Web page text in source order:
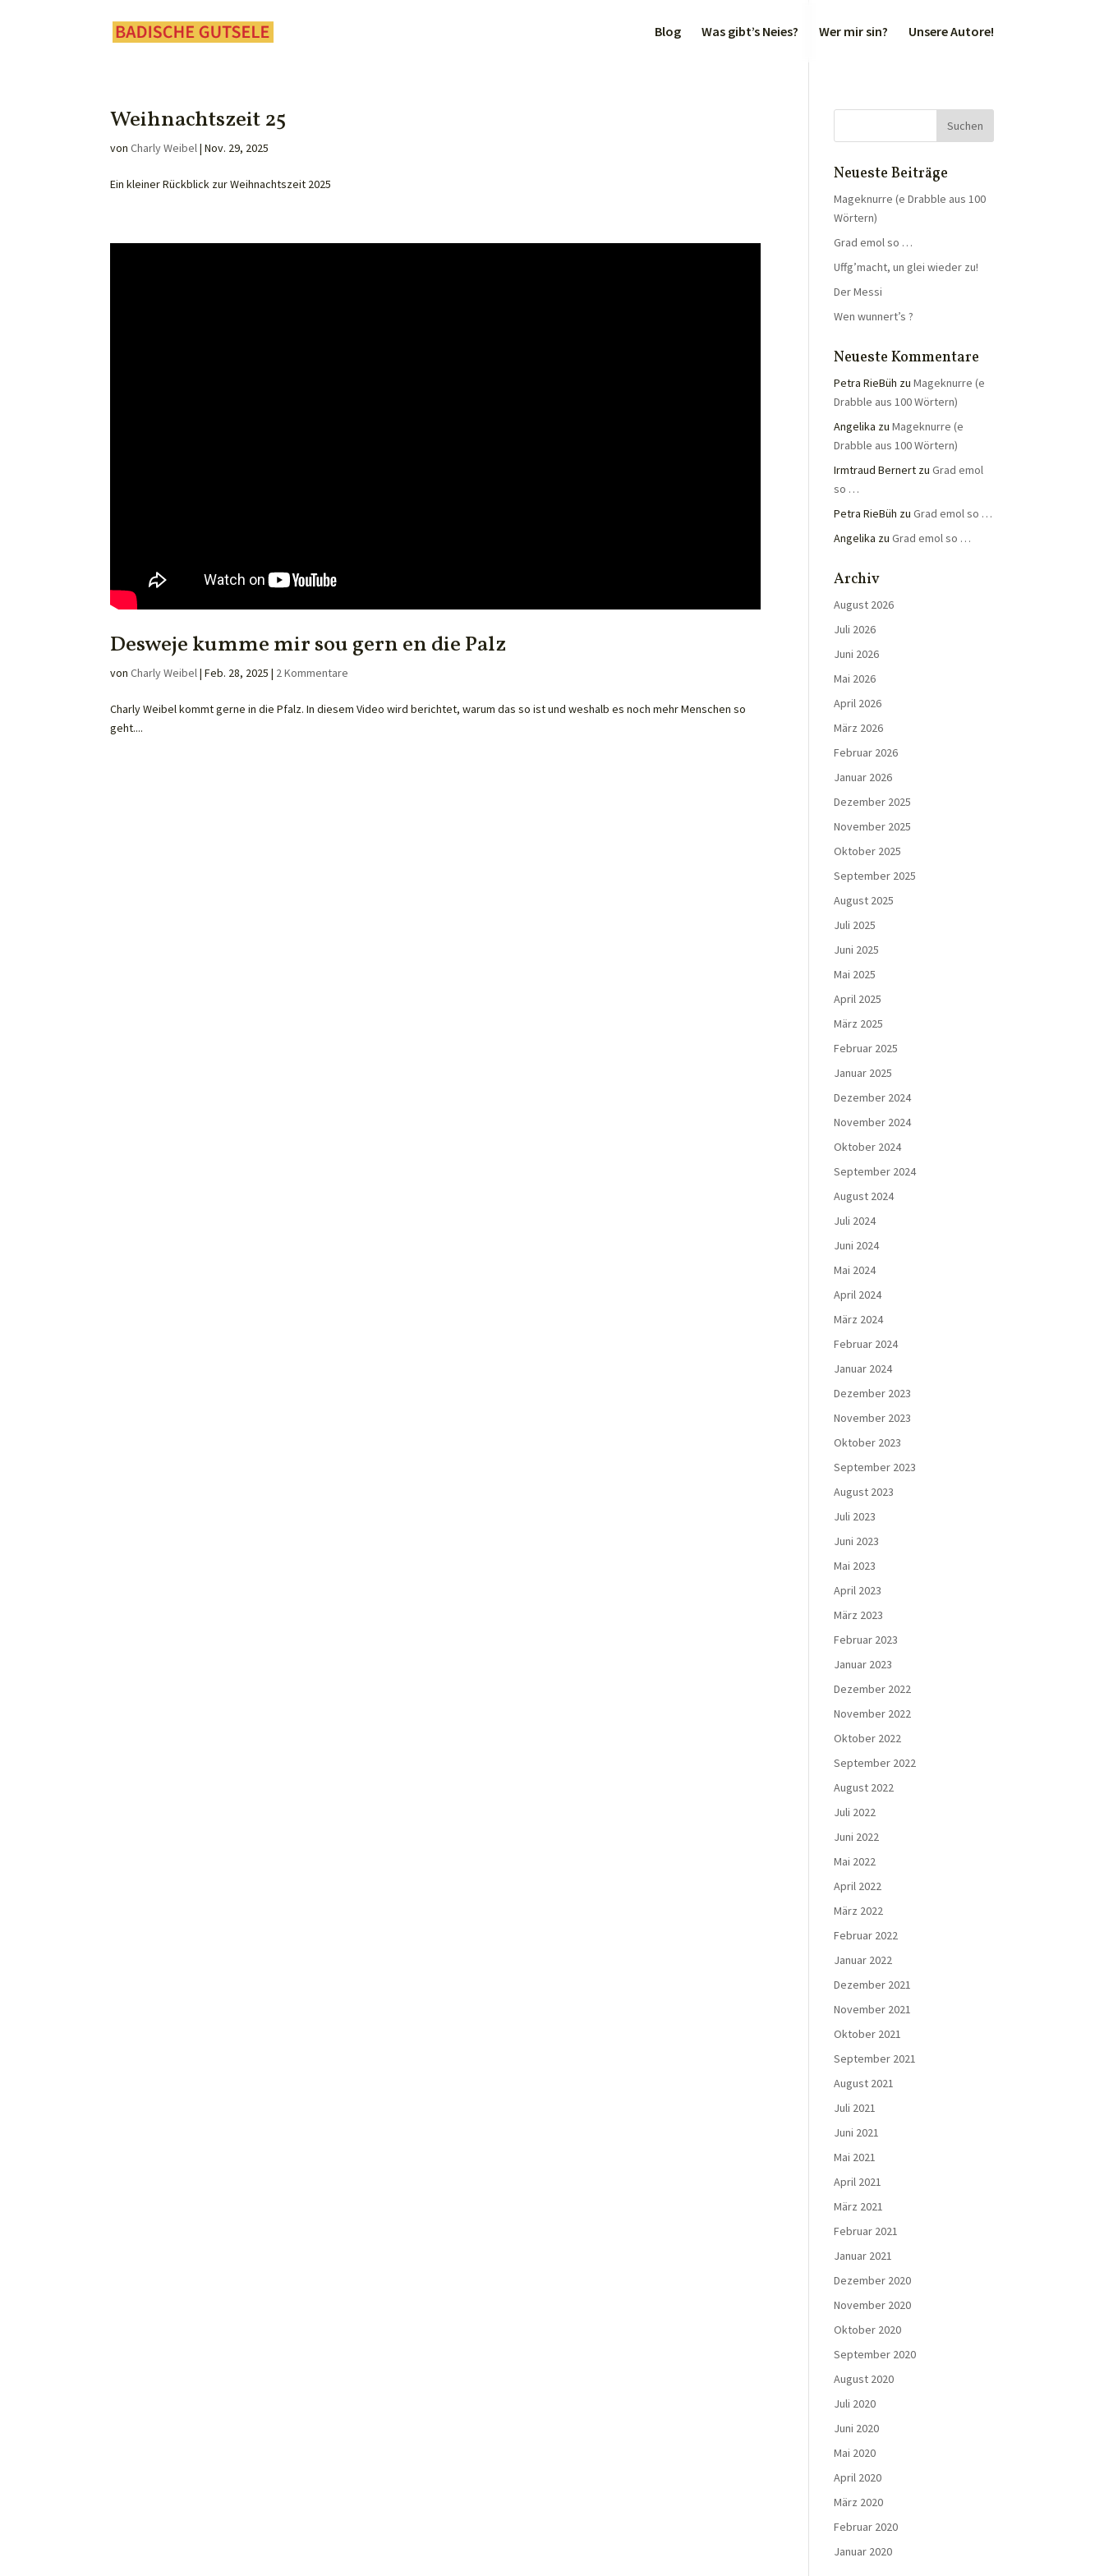
Blog Was gibt’s Neies? Wer mir sin? Unsere Autore!
Weihnachtszeit 25
vonCharly Weibel|Nov. 29, 2025
Ein kleiner Rückblick zur Weihnachtszeit 2025
Desweje kumme mir sou gern en die Palz
vonCharly Weibel|Feb. 28, 2025 | 2 Kommentare
Charly Weibel kommt gerne in die Pfalz. In diesem Video wird berichtet, warum das so ist und weshalb es noch mehr Menschen so
geht....
Neueste Beiträge
Mageknurre (e Drabble aus 100
Wörtern)
Grad emol so …
Uffg’macht, un glei wieder zu!
Der Messi
Wen wunnert’s ?
Neueste Kommentare
Petra RieBüh zuMageknurre (e
Drabble aus 100 Wörtern)
Angelika zuMageknurre (e
Drabble aus 100 Wörtern)
Irmtraud Bernert zuGrad emol
so …
Petra RieBüh zuGrad emol so …
Angelika zuGrad emol so …
Archiv
August 2026
Juli 2026
Juni 2026
Mai 2026
April 2026
März 2026
Februar 2026
Januar 2026
Dezember 2025
November 2025
Oktober 2025
September 2025
August 2025
Juli 2025
Juni 2025
Mai 2025
April 2025
März 2025
Februar 2025
Januar 2025
Dezember 2024
November 2024
Oktober 2024
September 2024
August 2024
Juli 2024
Juni 2024
Mai 2024
April 2024
März 2024
Februar 2024
Januar 2024
Dezember 2023
November 2023
Oktober 2023
September 2023
August 2023
Juli 2023
Juni 2023
Mai 2023
April 2023
März 2023
Februar 2023
Januar 2023
Dezember 2022
November 2022
Oktober 2022
September 2022
August 2022
Juli 2022
Juni 2022
Mai 2022
April 2022
März 2022
Februar 2022
Januar 2022
Dezember 2021
November 2021
Oktober 2021
September 2021
August 2021
Juli 2021
Juni 2021
Mai 2021
April 2021
März 2021
Februar 2021
Januar 2021
Dezember 2020
November 2020
Oktober 2020
September 2020
August 2020
Juli 2020
Juni 2020
Mai 2020
April 2020
März 2020
Februar 2020
Januar 2020